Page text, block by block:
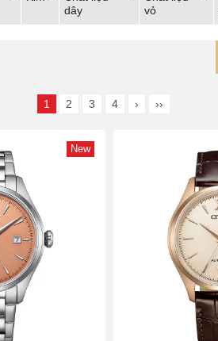
dây
vỏ
1 2 3 4 › ››
New